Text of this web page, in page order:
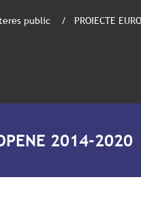
public PROIECTE
2014-2020